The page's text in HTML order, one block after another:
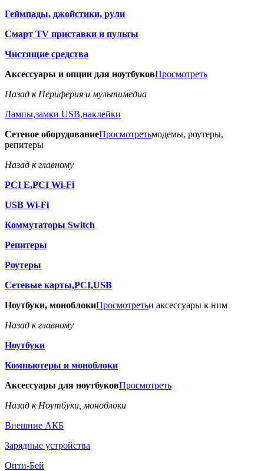
Геймпады, джойстики, рули
Смарт TV приставки и пульты
Чистящие средства
Аксессуары и опции для ноутбуковПросмотреть
Назад к Периферия и мультимедиа
Лампы,замки USB,наклейки
Сетевое оборудованиеПросмотретьмодемы, роутеры,
репитеры
Назад к главному
PCI E,PCI Wi-Fi
USB Wi-Fi
Коммутаторы Switch
Репитеры
Роутеры
Сетевые карты,PCI,USB
Ноутбуки, моноблокиПросмотретьи аксессуары к ним
Назад к главному
Ноутбуки
Компьютеры и моноблоки
Аксессуары для ноутбуковПросмотреть
Назад к Ноутбуки, моноблоки
Внешние АКБ
Зарядные устройства
Опти-Бей